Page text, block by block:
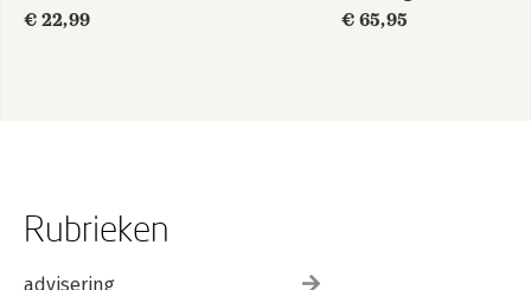
€ 22,99
€ 65,95
Rubrieken
advisering